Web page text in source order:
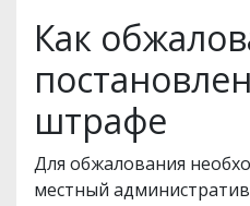
Как
штрафе
Для обжалования
местный